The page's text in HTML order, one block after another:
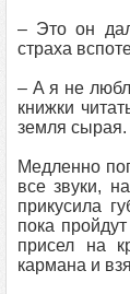
– Это он
страха
– А я не
книжки
земля
Медленно
все звуки,
прикусила
пока
присел на
кармана и